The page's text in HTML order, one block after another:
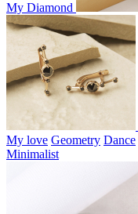
My Diamond
My love Geometry Dance
Minimalist